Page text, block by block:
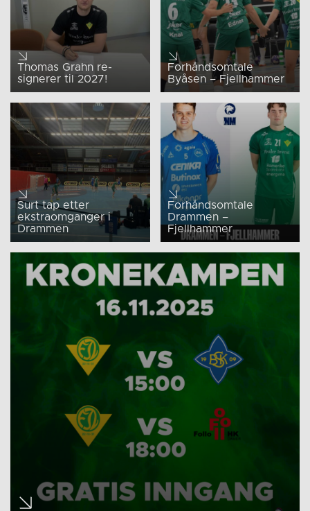
Thomas Grahn re-
signerer til 2027!
Forhåndsomtale
Byåsen – Fjellhammer
Surt tap etter
ekstraomganger i
Drammen
Forhåndsomtale
Drammen –
Fjellhammer